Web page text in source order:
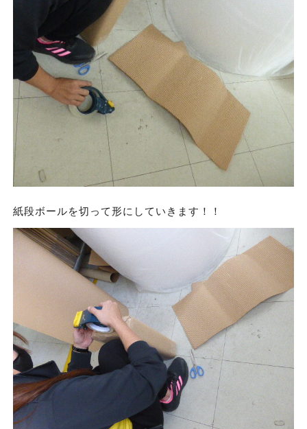
紙段ボールを切って形にしていきます！！